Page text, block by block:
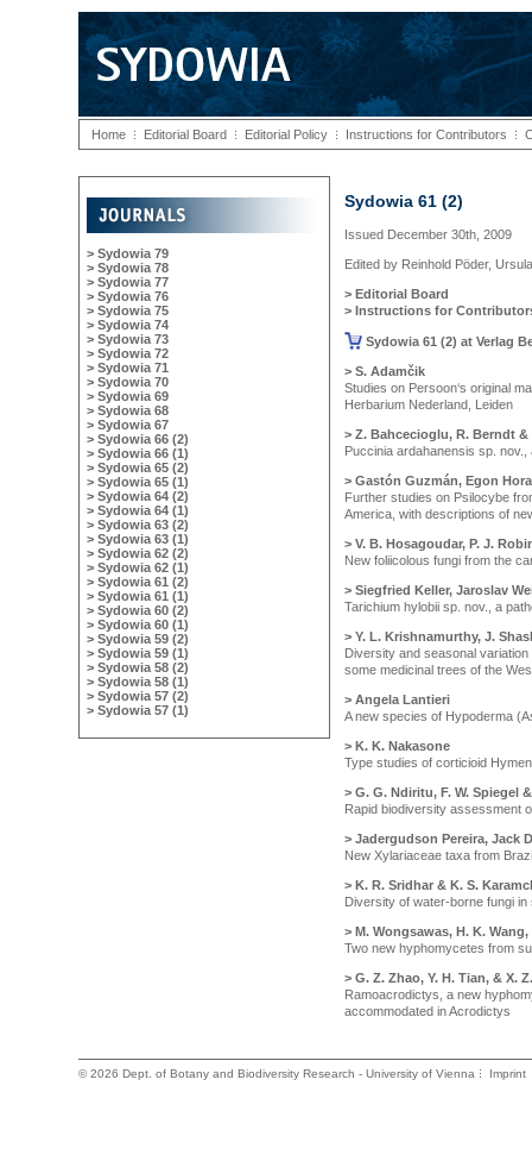
Home Editorial Board Editorial Policy Instructions for Contributors
> Sydowia 79
> Sydowia 78
> Sydowia 77
> Sydowia 76
> Sydowia 75
> Sydowia 74
> Sydowia 73
> Sydowia 72
> Sydowia 71
> Sydowia 70
> Sydowia 69
> Sydowia 68
> Sydowia 67
> Sydowia 66 (2)
> Sydowia 66 (1)
> Sydowia 65 (2)
> Sydowia 65 (1)
> Sydowia 64 (2)
> Sydowia 64 (1)
> Sydowia 63 (2)
> Sydowia 63 (1)
> Sydowia 62 (2)
> Sydowia 62 (1)
> Sydowia 61 (2)
> Sydowia 61 (1)
> Sydowia 60 (2)
> Sydowia 60 (1)
> Sydowia 59 (2)
> Sydowia 59 (1)
> Sydowia 58 (2)
> Sydowia 58 (1)
> Sydowia 57 (2)
> Sydowia 57 (1)
Sydowia 61 (2)
Issued December 30th, 2009
Edited by Reinhold Pöder,
> Editorial Board
> Instructions for
Sydowia 61 (2) at Verlag
> S. Adamčik
Studies on Persoon‘s original
Herbarium Nederland, Leiden
> Z. Bahcecioglu, R. Berndt &
Puccinia ardahanensis sp.
> Gastón Guzmán, Egon
Further studies on Psilocybe
America, with descriptions of
> V. B. Hosagoudar, P. J.
New foliicolous fungi from the
> Siegfried Keller, Jaroslav
Tarichium hylobii sp. nov., a
> Y. L. Krishnamurthy, J.
Diversity and seasonal
some medicinal trees of the
> Angela Lantieri
A new species of Hypoderma
> K. K. Nakasone
Type studies of corticioid
> G. G. Ndiritu, F. W. Spiegel
Rapid biodiversity assessment
> Jadergudson Pereira, Jack
New Xylariaceae taxa from
> K. R. Sridhar & K. S.
Diversity of water-borne fungi
> M. Wongsawas, H. K.
Two new hyphomycetes from
> G. Z. Zhao, Y. H. Tian, & X.
Ramoacrodictys, a new
accommodated in Acrodictys
©2026 Dept. of Botany and Biodiversity Research - University of Vienna Imprint